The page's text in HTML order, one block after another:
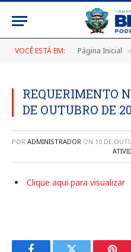
VOCÊ ESTÁ EM: Página Inicial
REQUERIMENTO
DE OUTUBRO DE
POR ADMINISTRADOR ON 10 DE
Clique aqui para visualizar